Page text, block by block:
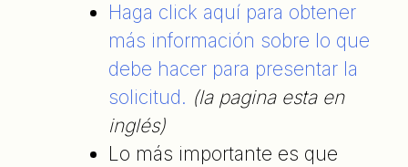
Haga click aquí para obtener
más información sobre lo que
debe hacer para presentar la
solicitud. (la pagina esta en
inglés)
Lo más importante es que